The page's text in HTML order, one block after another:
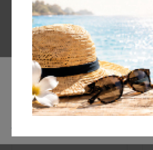
Deutsche Orden und Ehrenzeichen
Wir nutzen Cookies auf unserer Website. Einige
Ihre Erfahrung zu verbessern. Weitere
finden Sie hier:
Daten­schutz­erklärung
Impressum